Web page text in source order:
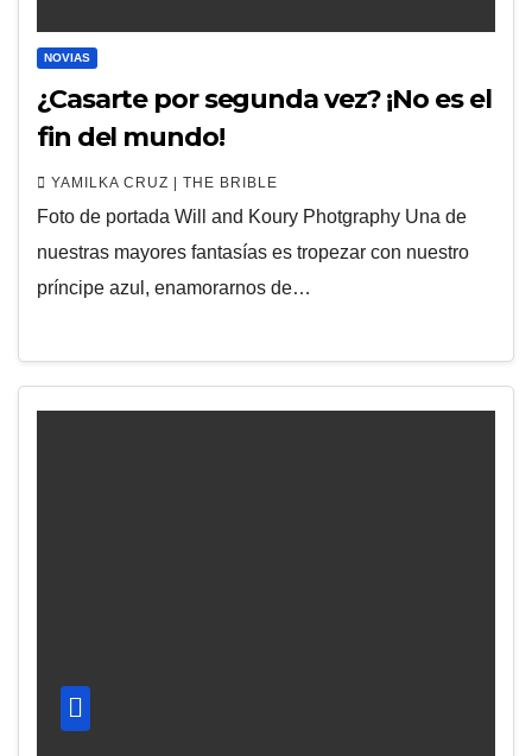
NOVIAS
¿Casarte por segunda vez? ¡No es el
fin del mundo!
YAMILKA CRUZ | THE BRIBLE
Foto de portada Will and Koury Photgraphy Una de
nuestras mayores fantasías es tropezar con nuestro
príncipe azul, enamorarnos de…